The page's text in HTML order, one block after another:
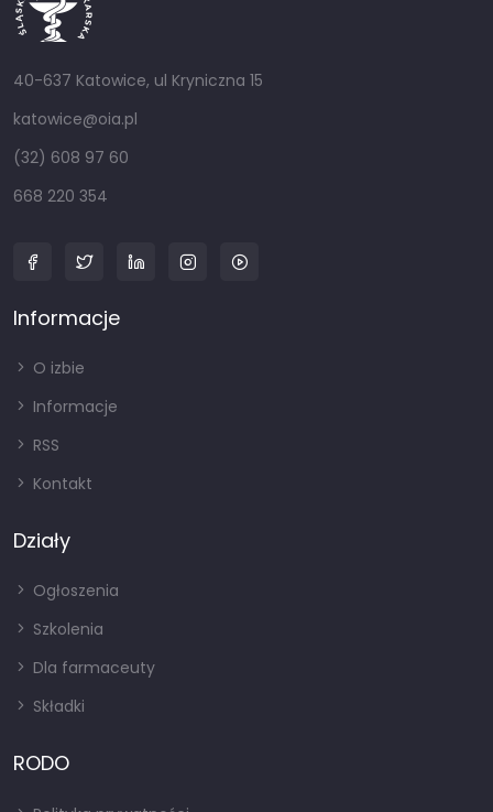
40-637 Katowice, ul Kryniczna 15
katowice@oia.pl
(32) 608 97 60
668 220 354
Informacje
O izbie
Informacje
RSS
Kontakt
Działy
Ogłoszenia
Szkolenia
Dla farmaceuty
Składki
RODO